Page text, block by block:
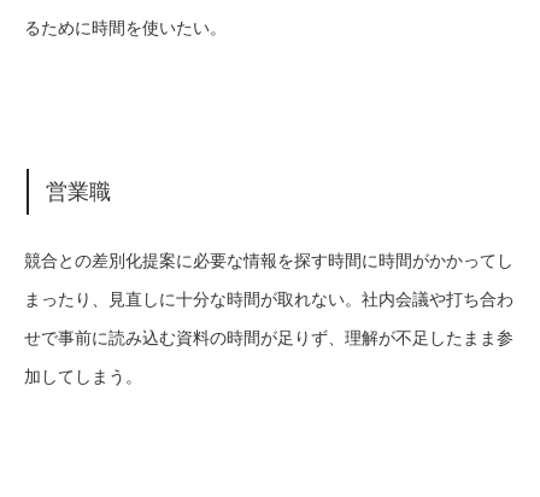
るために時間を使いたい。
営業職
競合との差別化提案に必要な情報を探す時間に時間がかかってし
まったり、見直しに十分な時間が取れない。社内会議や打ち合わ
せで事前に読み込む資料の時間が足りず、理解が不足したまま参
加してしまう。